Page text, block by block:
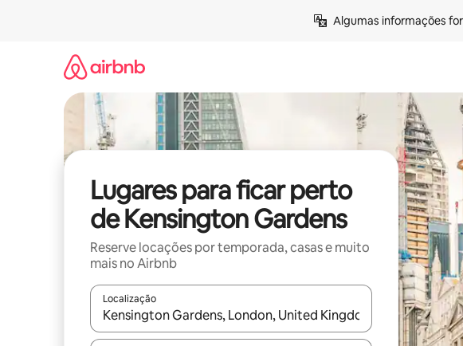
Algumas informações
Lugares para ficar perto
de Kensington Gardens
Reserve locações por temporada, casas e muito
mais no Airbnb
Localização
Quando os resultados estiverem disponíveis, explore-os usando as